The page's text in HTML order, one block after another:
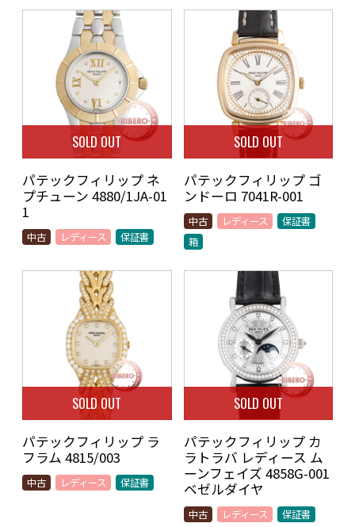
SOLD OUT
パテックフィリップ ネ
プチューン 4880/1JA-01
1
中古 レディース 保証書
SOLD OUT
パテックフィリップ ゴ
ンドーロ 7041R-001
中古 レディース
保証書
箱
SOLD OUT
パテックフィリップ ラ
フラム 4815/003
中古 レディース 保証書
SOLD OUT
パテックフィリップ カ
ラトラバ レディース ム
ーンフェイズ 4858G-001
ベゼルダイヤ
中古 レディース
保証書